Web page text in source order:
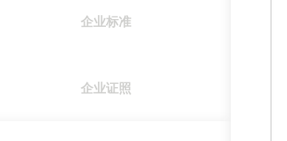
企业标准
企业证照